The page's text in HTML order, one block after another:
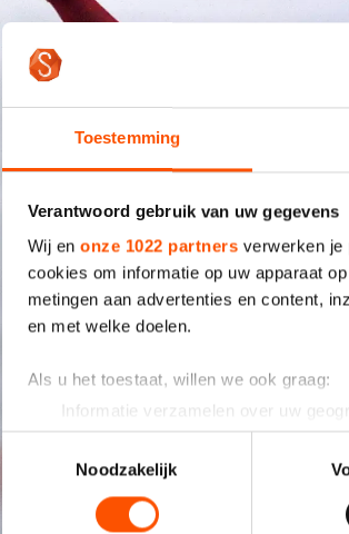
Toestemming
Verantwoord gebruik van uw gegevens
Wij en onze 1022 partners verwerken je
cookies om informatie op uw apparaat
metingen aan advertenties en content,
en met welke doelen.
Als u het toestaat, willen we ook graag:
Informatie verzamelen over uw
Uw apparaat identificeren door het
Lees meer over hoe uw persoonlijke
toestemming op elk moment wijzigen of
Toestemmingsselectie
Noodzakelijk